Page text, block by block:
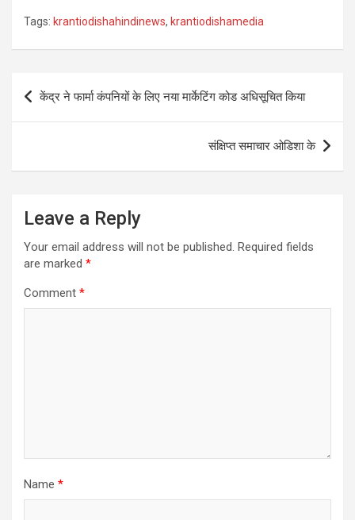
Tags: krantiodishahindinews, krantiodishamedia
Post
navigation
केंद्र ने फार्मा कंपनियों के लिए नया मार्केटिंग कोड अधिसूचित किया
संक्षिप्त समाचार ओडिशा के
Leave a Reply
Your email address will not be published. Required fields
are marked *
Comment *
Name *